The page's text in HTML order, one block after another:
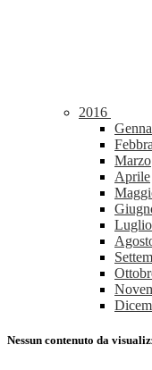
2016
Marzo
Aprile
Luglio
Nessun contenuto da